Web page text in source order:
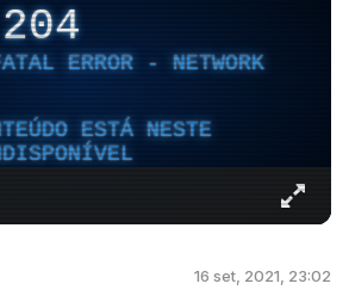
204
ERROR - NETWORK
ESTÁ NESTE
16 set, 2021, 23:02